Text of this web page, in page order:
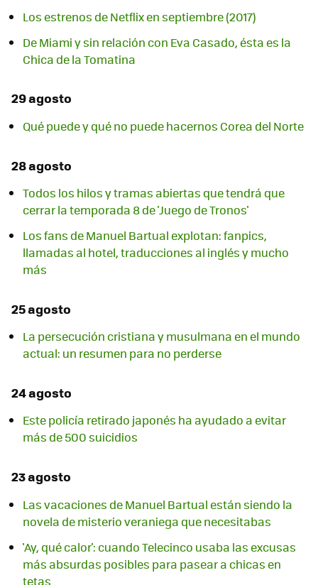
Los estrenos de Netflix en septiembre (2017)
De Miami y sin relación con Eva Casado, ésta es la
Chica de la Tomatina
29 agosto
Qué puede y qué no puede hacernos Corea del Norte
28 agosto
Todos los hilos y tramas abiertas que tendrá que
cerrar la temporada 8 de 'Juego de Tronos'
Los fans de Manuel Bartual explotan: fanpics,
llamadas al hotel, traducciones al inglés y mucho
más
25 agosto
La persecución cristiana y musulmana en el mundo
actual: un resumen para no perderse
24 agosto
Este policía retirado japonés ha ayudado a evitar
más de 500 suicidios
23 agosto
Las vacaciones de Manuel Bartual están siendo la
novela de misterio veraniega que necesitabas
'Ay, qué calor': cuando Telecinco usaba las excusas
más absurdas posibles para pasear a chicas en
tetas